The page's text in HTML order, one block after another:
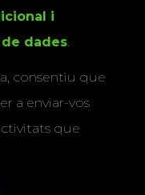
i
dades.
consentiu que
a enviar-vos
que